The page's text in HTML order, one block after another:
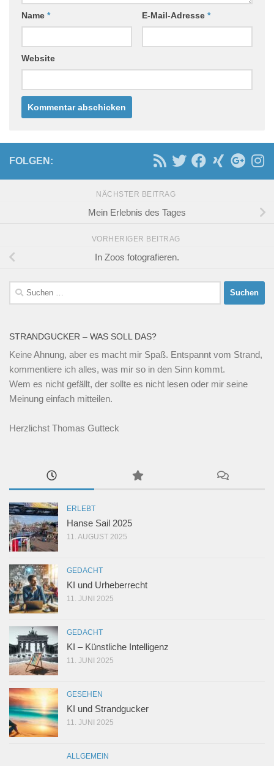
Name * E-Mail-Adresse *
Website
FOLGEN:
NÄCHSTER BEITRAG
Mein Erlebnis des Tages
VORHERIGER BEITRAG
In Zoos fotografieren.
Suchen
nach:
STRANDGUCKER – WAS SOLL DAS?
Keine Ahnung, aber es macht mir Spaß. Entspannt vom Strand,
kommentiere ich alles, was mir so in den Sinn kommt.
Wem es nicht gefällt, der sollte es nicht lesen oder mir seine
Meinung einfach mitteilen.
Herzlichst Thomas Gutteck
ERLEBT
Hanse Sail 2025
11. AUGUST 2025
GEDACHT
KI und Urheberrecht
11. JUNI 2025
GEDACHT
KI – Künstliche Intelligenz
11. JUNI 2025
GESEHEN
KI und Strandgucker
11. JUNI 2025
ALLGEMEIN